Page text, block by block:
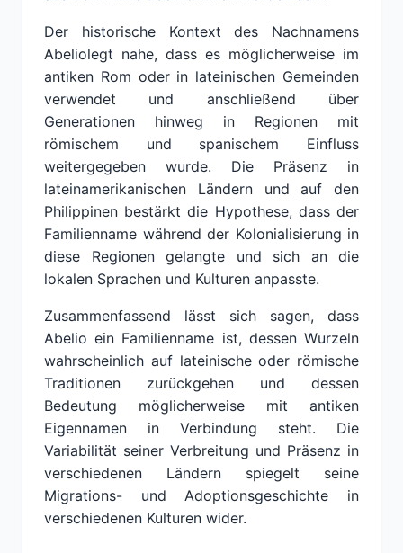
Der historische Kontext des Nachnamens
Abeliolegt nahe, dass es möglicherweise im
antiken Rom oder in lateinischen Gemeinden
verwendet und anschließend über
Generationen hinweg in Regionen mit
römischem und spanischem Einfluss
weitergegeben wurde. Die Präsenz in
lateinamerikanischen Ländern und auf den
Philippinen bestärkt die Hypothese, dass der
Familienname während der Kolonialisierung in
diese Regionen gelangte und sich an die
lokalen Sprachen und Kulturen anpasste.
Zusammenfassend lässt sich sagen, dass
Abelio ein Familienname ist, dessen Wurzeln
wahrscheinlich auf lateinische oder römische
Traditionen zurückgehen und dessen
Bedeutung möglicherweise mit antiken
Eigennamen in Verbindung steht. Die
Variabilität seiner Verbreitung und Präsenz in
verschiedenen Ländern spiegelt seine
Migrations- und Adoptionsgeschichte in
verschiedenen Kulturen wider.